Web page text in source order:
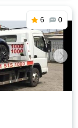
6 0